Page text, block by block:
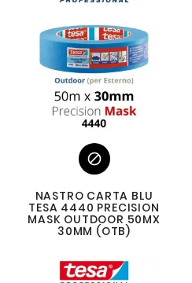

NASTRO CARTA BLU
TESA 4440 PRECISION
MASK OUTDOOR 50MX
30MM (OTB)